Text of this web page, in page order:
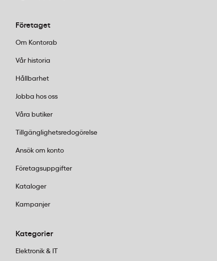
Företaget
Om Kontorab
Vår historia
Hållbarhet
Jobba hos oss
Våra butiker
Tillgänglighetsredogörelse
Ansök om konto
Företagsuppgifter
Kataloger
Kampanjer
Kategorier
Elektronik & IT